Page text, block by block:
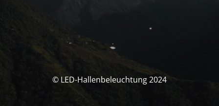
© LED-Hallenbeleuchtung 2024